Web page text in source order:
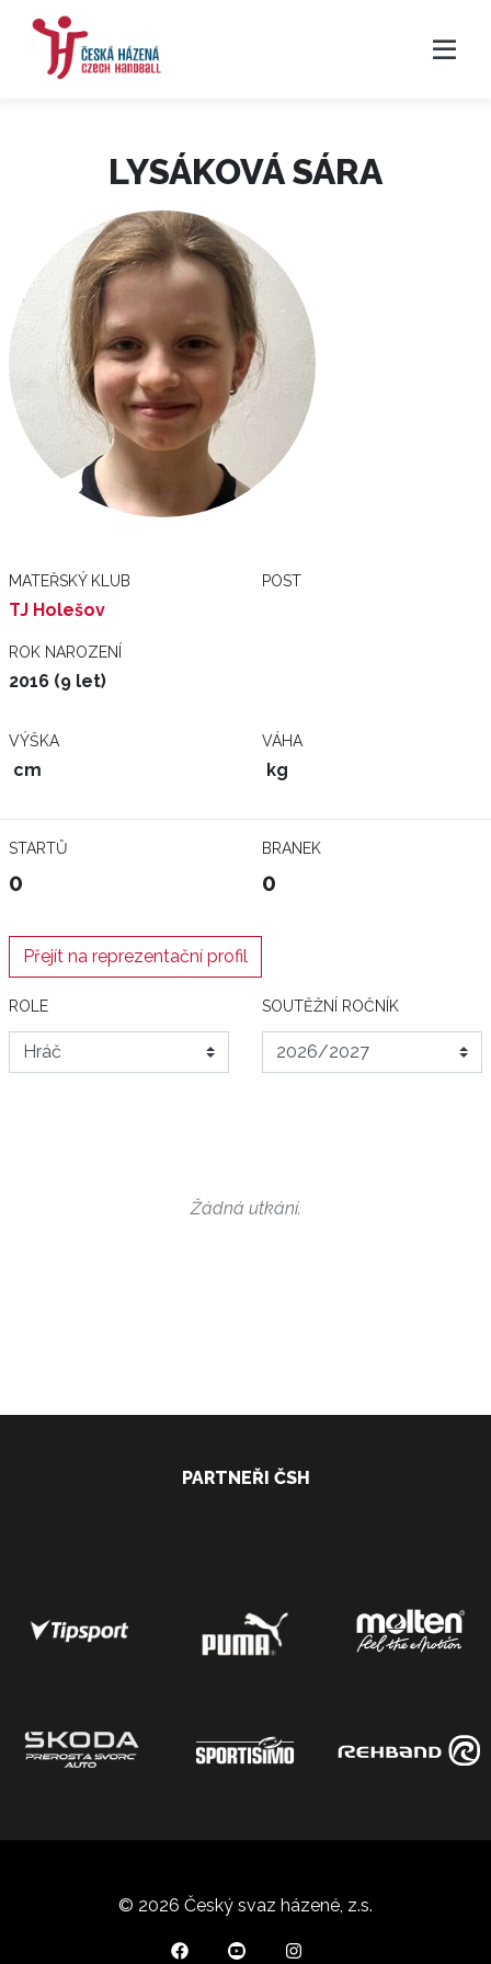
LYSÁKOVÁ SÁRA
MATEŘSKÝ KLUB
TJ Holešov
POST
ROK NAROZENÍ
2016 (9 let)
VÝŠKA
cm
VÁHA
kg
STARTŮ
0
BRANEK
0
Přejít na reprezentační profil
ROLE SOUTĚŽNÍ ROČNÍK
Žádná utkání.
PARTNEŘI ČSH
© 2026 Český svaz házené, z.s.